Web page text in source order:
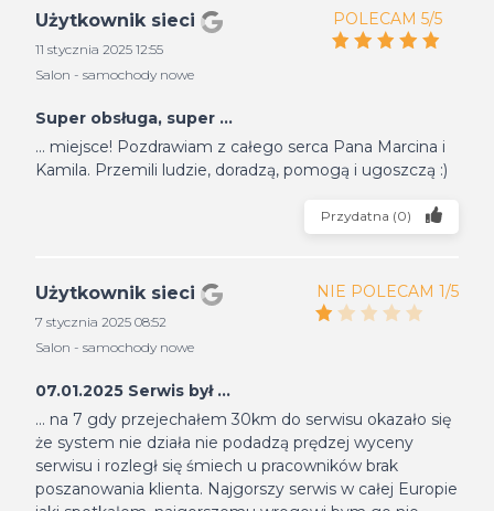
Użytkownik sieci
11 stycznia 2025 12:55
Salon - samochody nowe
POLECAM 5/5
Super obsługa, super ...
... miejsce! Pozdrawiam z całego serca Pana Marcina i
Kamila. Przemili ludzie, doradzą, pomogą i ugoszczą :)
Przydatna (0)
Użytkownik sieci
7 stycznia 2025 08:52
Salon - samochody nowe
NIE POLECAM 1/5
07.01.2025 Serwis był ...
... na 7 gdy przejechałem 30km do serwisu okazało się
że system nie działa nie podadzą prędzej wyceny
serwisu i rozległ się śmiech u pracowników brak
poszanowania klienta. Najgorszy serwis w całej Europie